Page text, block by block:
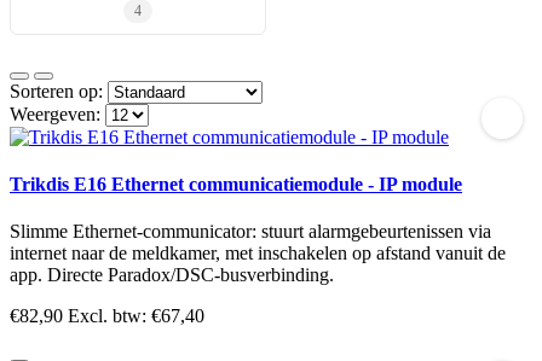
4
Sorteren op:
Weergeven:
Trikdis E16 Ethernet communicatiemodule - IP module
Slimme Ethernet-communicator: stuurt alarmgebeurtenissen via
internet naar de meldkamer, met inschakelen op afstand vanuit de
app. Directe Paradox/DSC-busverbinding.
€82,90 Excl. btw: €67,40